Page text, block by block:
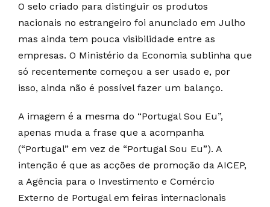
O selo criado para distinguir os produtos
nacionais no estrangeiro foi anunciado em Julho
mas ainda tem pouca visibilidade entre as
empresas. O Ministério da Economia sublinha que
só recentemente começou a ser usado e, por
isso, ainda não é possível fazer um balanço.
A imagem é a mesma do “Portugal Sou Eu”,
apenas muda a frase que a acompanha
(“Portugal” em vez de “Portugal Sou Eu”). A
intenção é que as acções de promoção da AICEP,
a Agência para o Investimento e Comércio
Externo de Portugal em feiras internacionais